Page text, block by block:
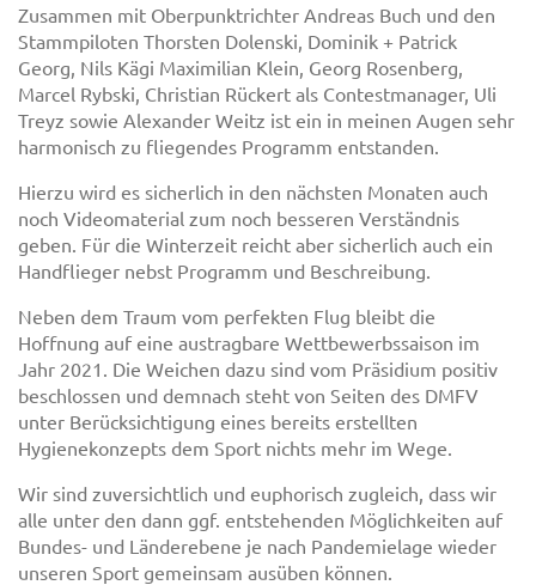
Zusammen mit Oberpunktrichter Andreas Buch und den
Stammpiloten Thorsten Dolenski, Dominik + Patrick
Georg, Nils Kägi Maximilian Klein, Georg Rosenberg,
Marcel Rybski, Christian Rückert als Contestmanager, Uli
Treyz sowie Alexander Weitz ist ein in meinen Augen sehr
harmonisch zu fliegendes Programm entstanden.
Hierzu wird es sicherlich in den nächsten Monaten auch
noch Videomaterial zum noch besseren Verständnis
geben. Für die Winterzeit reicht aber sicherlich auch ein
Handflieger nebst Programm und Beschreibung.
Neben dem Traum vom perfekten Flug bleibt die
Hoffnung auf eine austragbare Wettbewerbssaison im
Jahr 2021. Die Weichen dazu sind vom Präsidium positiv
beschlossen und demnach steht von Seiten des DMFV
unter Berücksichtigung eines bereits erstellten
Hygienekonzepts dem Sport nichts mehr im Wege.
Wir sind zuversichtlich und euphorisch zugleich, dass wir
alle unter den dann ggf. entstehenden Möglichkeiten auf
Bundes- und Länderebene je nach Pandemielage wieder
unseren Sport gemeinsam ausüben können.